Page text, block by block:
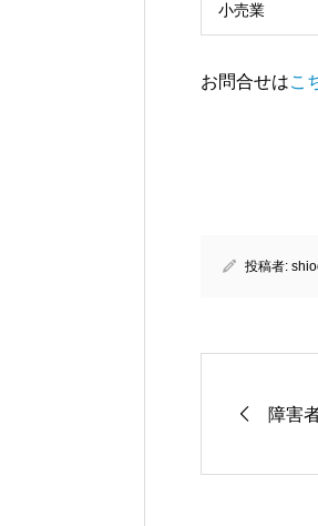
小売業
お問合せはこ
投稿者:
障害